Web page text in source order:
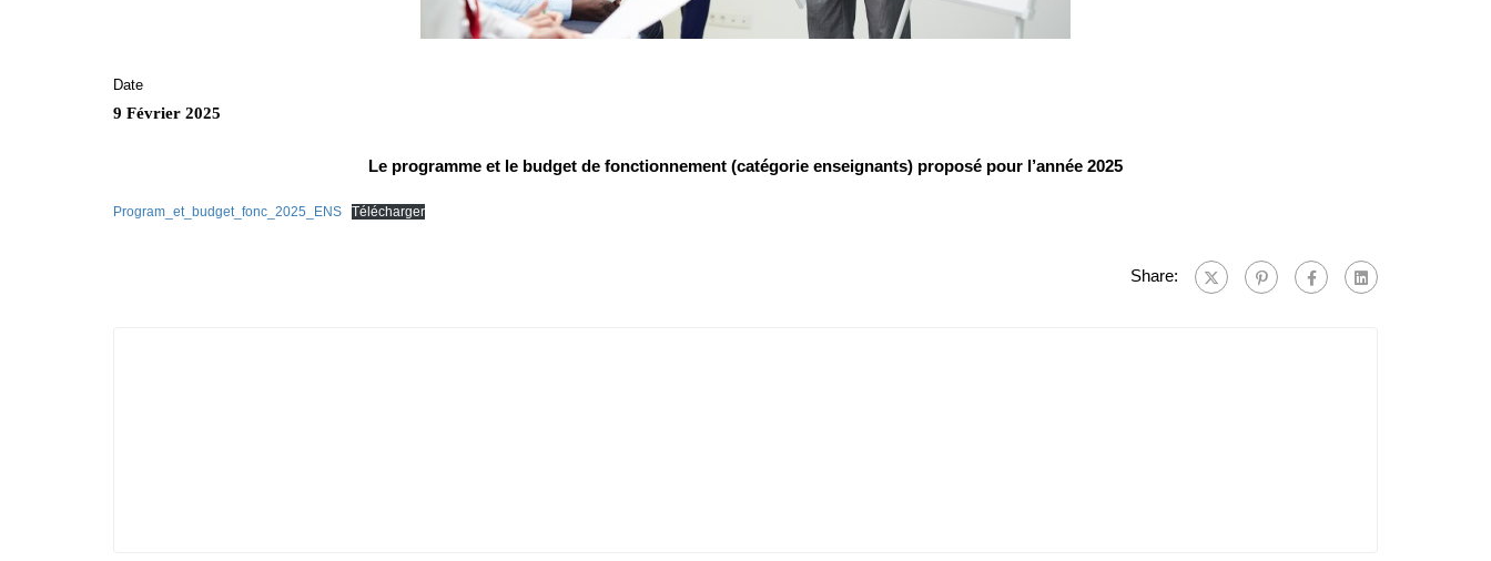
Date
9 Février 2025
Le programme et le budget de fonctionnement (catégorie enseignants) proposé pour l’année 2025
Program_et_budget_fonc_2025_ENS Télécharger
Share: